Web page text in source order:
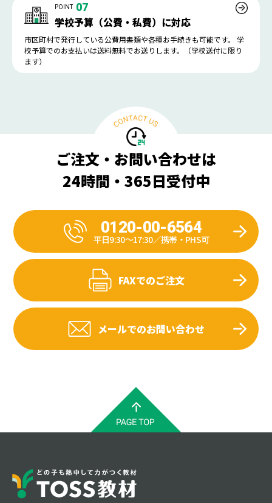
POINT 07
学校予算（公費・私費）に対応
市区町村で発行している公費用書類や各種お手続きも可能です。 学
校予算でのお支払いは送料無料でお送りします。（学校送付に限り
ます）
ご注文・お問い合わせは
24時間・365日受付中
0120-00-6564
平日9:30〜17:30／携帯・PHS可
FAXでのご注文
メールでのお問い合わせ